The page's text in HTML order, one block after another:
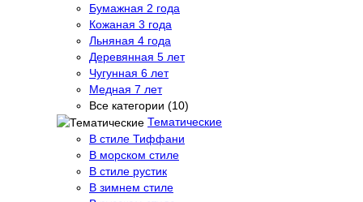
Бумажная 2 года
Кожаная 3 года
Льняная 4 года
Деревянная 5 лет
Чугунная 6 лет
Медная 7 лет
Все категории (10)
Тематические
В стиле Тиффани
В морском стиле
В стиле рустик
В зимнем стиле